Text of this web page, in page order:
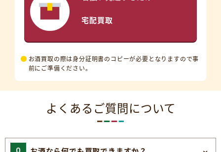
宅配買取
お酒買取の際は身分証明書のコピーが必要となりますので事
前にご準備ください。
よくあるご質問について